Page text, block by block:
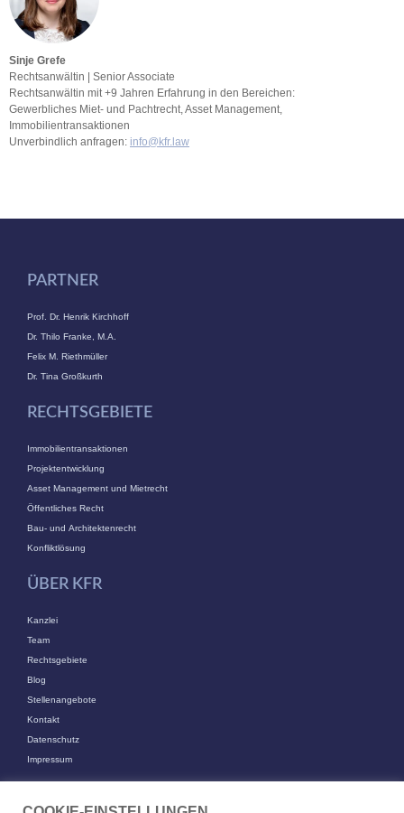
Sinje Grefe
Rechtsanwältin | Senior Associate
Rechtsanwältin mit +9 Jahren Erfahrung in den Bereichen:
Gewerbliches Miet- und Pachtrecht, Asset Management,
Immobilientransaktionen
Unverbindlich anfragen: info@kfr.law
PARTNER
Prof. Dr. Henrik Kirchhoff
Dr. Thilo Franke, M.A.
Felix M. Riethmüller
Dr. Tina Großkurth
RECHTSGEBIETE
Immobilientransaktionen
Projektentwicklung
Asset Management und Mietrecht
Öffentliches Recht
Bau- und Architektenrecht
Konfliktlösung
ÜBER KFR
Kanzlei
Team
Rechtsgebiete
Blog
Stellenangebote
Kontakt
Datenschutz
Impressum